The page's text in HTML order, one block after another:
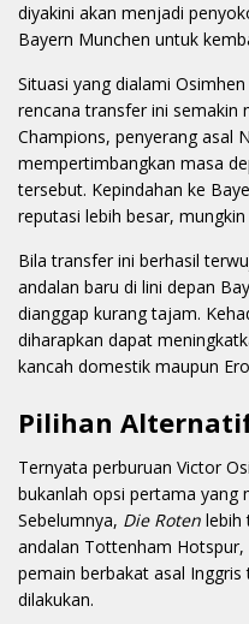
diyakini akan menjadi
Bayern Munchen untuk
Situasi yang dialami
rencana transfer ini semakin
Champions, penyerang asal
mempertimbangkan masa
tersebut. Kepindahan ke
reputasi lebih besar,
Bila transfer ini berhasil
andalan baru di lini depan
dianggap kurang tajam.
diharapkan dapat
kancah domestik maupun
Pilihan
Ternyata perburuan Victor
bukanlah opsi pertama yang
Sebelumnya, Die Roten lebih
andalan Tottenham
pemain berbakat asal
dilakukan.